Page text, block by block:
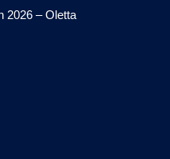
2026 – Oletta